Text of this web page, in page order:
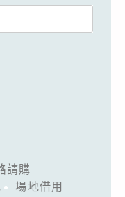
請購
場地借用